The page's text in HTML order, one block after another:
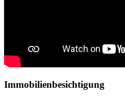
Immobilienbesichtigung